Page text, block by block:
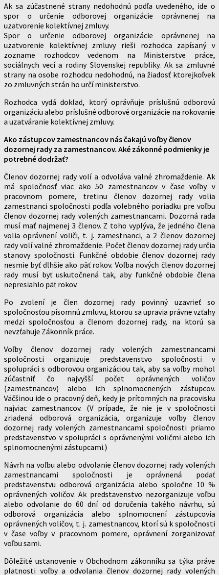
Ak sa zúčastnené strany nedohodnú podľa uvedeného, ide o
spor o určenie odborovej organizácie oprávnenej na
uzatvorenie kolektívnej zmluvy.
Spor o určenie odborovej organizácie oprávnenej na
uzatvorenie kolektívnej zmluvy rieši rozhodca zapísaný v
zozname rozhodcov vedenom na Ministerstve práce,
sociálnych vecí a rodiny Slovenskej republiky. Ak sa zmluvné
strany na osobe rozhodcu nedohodnú, na žiadosť ktorejkoľvek
zo zmluvných strán ho určí ministerstvo.
Rozhodca vydá doklad, ktorý oprávňuje príslušnú odborovú
organizáciu alebo príslušné odborové organizácie na rokovanie
a uzatváranie kolektívnej zmluvy.
Ako zástupcov zamestnancov nás čakajú voľby členov
dozornej rady za zamestnancov. Aké zákonné podmienky je
potrebné dodržať?
Členov dozornej rady volí a odvoláva valné zhromaždenie. Ak
má spoločnosť viac ako 50 zamestnancov v čase voľby v
pracovnom pomere, tretinu členov dozornej rady volia
zamestnanci spoločnosti podľa volebného poriadku pre voľbu
členov dozornej rady volených zamestnancami. Dozorná rada
musí mať najmenej 3 členov. Z toho vyplýva, že jedného člena
volia oprávnení voliči, t. j. zamestnanci, a 2 členov dozornej
rady volí valné zhromaždenie. Počet členov dozornej rady určia
stanovy spoločnosti. Funkčné obdobie členov dozornej rady
nesmie byť dlhšie ako päť rokov. Voľba nových členov dozornej
rady musí byť uskutočnená tak, aby funkčné obdobie člena
nepresiahlo päť rokov.
Po zvolení je člen dozornej rady povinný uzavrieť so
spoločnosťou písomnú zmluvu, ktorou sa upravia právne vzťahy
medzi spoločnosťou a členom dozornej rady, na ktorú sa
nevzťahuje Zákonník práce.
Voľby členov dozornej rady volených zamestnancami
spoločnosti organizuje predstavenstvo spoločnosti v
spolupráci s odborovou organizáciou tak, aby sa voľby mohol
zúčastniť čo najvyšší počet oprávnených voličov
(zamestnancov) alebo ich splnomocnených zástupcov.
Väčšinou ide o pracovný deň, kedy je prítomných na pracovisku
najviac zamestnancov. (V prípade, že nie je v spoločnosti
zriadená odborová organizácia, organizuje voľby členov
dozornej rady volených zamestnancami spoločnosti priamo
predstavenstvo v spolupráci s oprávnenými voličmi alebo ich
splnomocnenými zástupcami.)
Návrh na voľbu alebo odvolanie členov dozornej rady volených
zamestnancami spoločnosti je oprávnená podať
predstavenstvu odborová organizácia alebo spoločne 10 %
oprávnených voličov. Ak predstavenstvo nezorganizuje voľbu
alebo odvolanie do 60 dní od doručenia takého návrhu, sú
odborová organizácia alebo splnomocnení zástupcovia
oprávnených voličov, t. j. zamestnancov, ktorí sú k spoločnosti
v čase voľby v pracovnom pomere, oprávnení zorganizovať
voľbu sami.
Dôležité ustanovenie v Obchodnom zákonníku sa týka práve
platnosti voľby a odvolania členov dozornej rady volených